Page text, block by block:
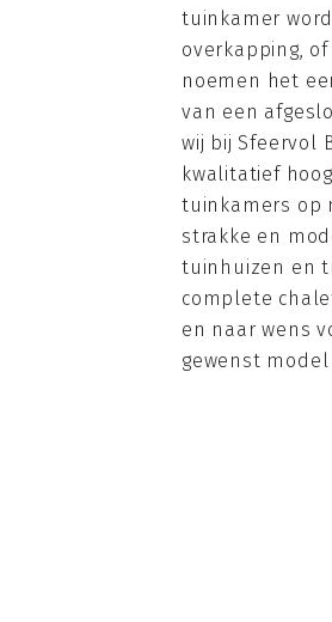
tuinkamer
overkapping,
noemen het
van een
wij bij Sfeervol
kwalitatief
tuinkamers op
strakke en
tuinhuizen en
complete
en naar wens
gewenst